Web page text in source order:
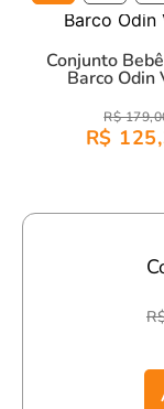
sofisticado.
Material:
Conforto:
estará pronto para
estilo, sem abrir
Conjunto
Barco Odin
R$
R$